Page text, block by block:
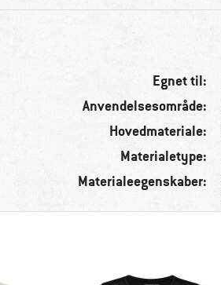
Egnet til:
Anvendelsesområde:
Hovedmateriale:
Materialetype:
Materialeegenskaber: